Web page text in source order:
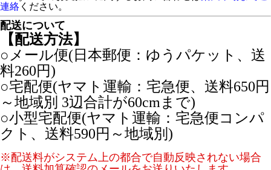
連絡 ください。
配送について
【配送方法】
○メール便(日本郵便：ゆうパケット、送
料260円)
○宅配便(ヤマト運輸：宅急便、送料650円
～地域別 3辺合計が60cmまで)
○小型宅配便(ヤマト運輸：宅急便コンパ
クト、送料590円～地域別)
※配送料がシステム上の都合で自動反映されない場合